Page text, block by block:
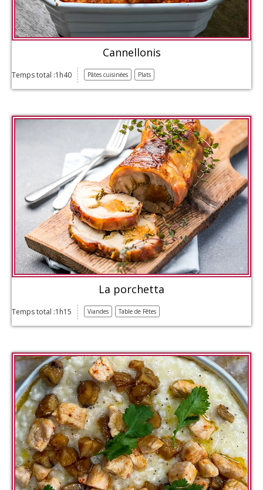
Cannellonis
Temps total :1h40 Pâtes cuisinées Plats
La porchetta
Temps total :1h15 Viandes Table de Fêtes